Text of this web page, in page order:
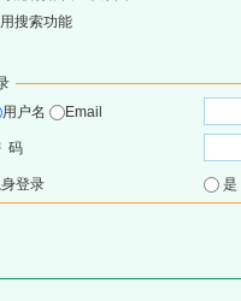
搜索功能
用户名
Email
码
登录